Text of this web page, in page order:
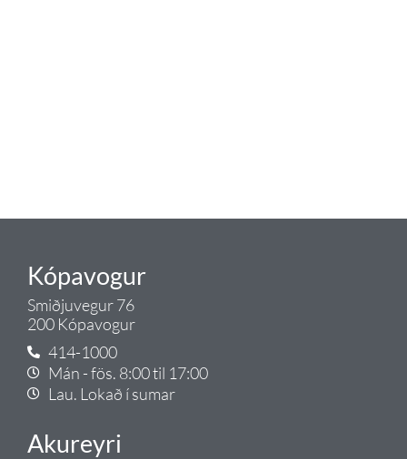
Kópavogur
Smiðjuvegur 76
200 Kópavogur
414-1000
Mán - fös. 8:00 til 17:00
Lau. Lokað í sumar
Akureyri